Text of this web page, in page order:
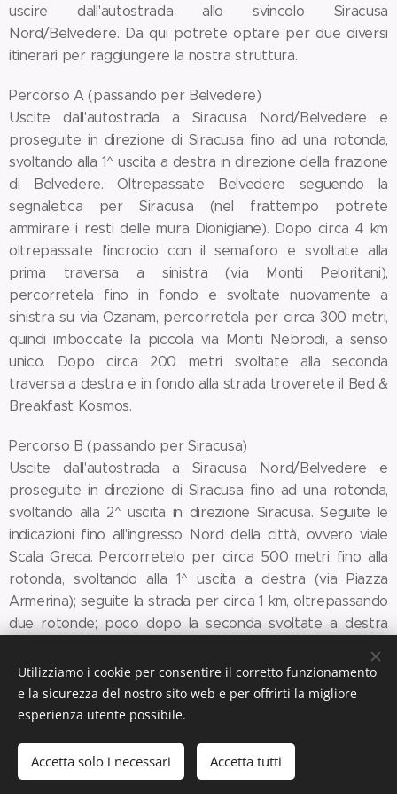
uscire dall'autostrada allo svincolo Siracusa
Nord/Belvedere. Da qui potrete optare per due diversi
itinerari per raggiungere la nostra struttura.
Percorso A (passando per Belvedere)
Uscite dall'autostrada a Siracusa Nord/Belvedere e
proseguite in direzione di Siracusa fino ad una rotonda,
svoltando alla 1^ uscita a destra in direzione della frazione
di Belvedere. Oltrepassate Belvedere seguendo la
segnaletica per Siracusa (nel frattempo potrete
ammirare i resti delle mura Dionigiane). Dopo circa 4 km
oltrepassate l'incrocio con il semaforo e svoltate alla
prima traversa a sinistra (via Monti Peloritani),
percorretela fino in fondo e svoltate nuovamente a
sinistra su via Ozanam, percorretela per circa 300 metri,
quindi imboccate la piccola via Monti Nebrodi, a senso
unico. Dopo circa 200 metri svoltate alla seconda
traversa a destra e in fondo alla strada troverete il Bed &
Breakfast Kosmos.
Percorso B (passando per Siracusa)
Uscite dall'autostrada a Siracusa Nord/Belvedere e
proseguite in direzione di Siracusa fino ad una rotonda,
svoltando alla 2^ uscita in direzione Siracusa. Seguite le
indicazioni fino all'ingresso Nord della città, ovvero viale
Scala Greca. Percorretelo per circa 500 metri fino alla
rotonda, svoltando alla 1^ uscita a destra (via Piazza
Armerina); seguite la strada per circa 1 km, oltrepassando
due rotonde; poco dopo la seconda svoltate a destra
imboccando la piccola via Monti Nebrodi, a senso unico;
dopo circa 200 metri svoltate alla seconda traversa a
destra, in fondo alla strada troverete il Bed & Breakfast
Utilizziamo i cookie per consentire il corretto funzionamento
e la sicurezza del nostro sito web e per offrirti la migliore
esperienza utente possibile.
Accetta solo i necessari Accetta tutti